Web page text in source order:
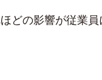
どの影響が従業員